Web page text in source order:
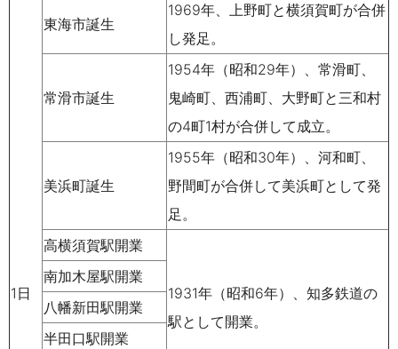
1日
東海市誕生
1969年、上野町と横須賀町が合併
し発足。
常滑市誕生
1954年（昭和29年）、 常滑町、
鬼崎町、 西浦町、 大野町と三和村
の4町1村が合併して成立。
美浜町誕生
1955年 （昭和30年）、 河和町、
野間町が合併して美浜町として発
足。
高横須賀駅開業
1931年 （昭和6年）、 知多鉄道の
駅として開業。
南加木屋駅開業
八幡新田駅開業
半田口駅開業